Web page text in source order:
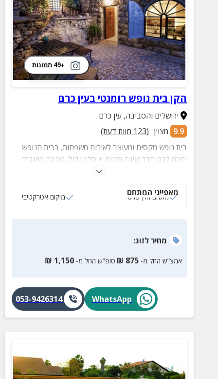
+49 תמונות
הקן בית נופש רומנטי בעין כרם
ירושלים והסביבה,עין כרם
9.9 מצוין (
123 חוות דעת)
בית נופש מקסים ומעוצב לאירוח משפחות, בבית הנופש
יחכה לכם חדר שינה מרווח + סלון גדול, מטבח מאובזר,
חדר רחצה, מתחם חוץ הכולל חצר פסטורלית + פינות
מאפייני המתחם
מתחם חוץ פרטי מיקום אטרקטיבי
מחירלזוג:
אמצ”ש החל מ- 875
₪ סופ”ש החל מ- 1,150
₪
WhatsApp
053-9426314